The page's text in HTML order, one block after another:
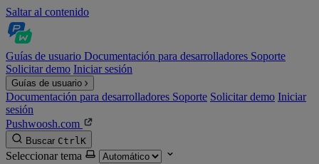
Saltar al contenido
Guías de usuario Documentación para desarrolladores Soporte
Solicitar demo Iniciar sesión
Guías de usuario
Documentación para desarrolladores Soporte Solicitar demo Iniciar
sesión
Pushwoosh.com
Buscar CtrlK
Seleccionar tema